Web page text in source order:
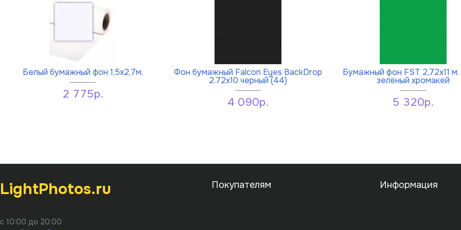
Белый бумажный фон 1,5х2,7м.
2 775р.
Фон бумажный Falcon Eyes BackDrop
2.72x10 черный (44)
4 090р.
Бумажный фон FST 2,72х11
зелёный хромакей
5 320р.
LightPhotos.ru
с 10:00 до 20:00
Покупателям Информация